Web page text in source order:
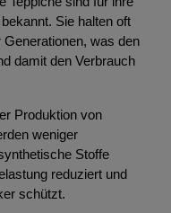
Sie halten oft
was den
damit den Verbrauch
Produktion von
weniger
Stoffe
reduziert und
schützt.